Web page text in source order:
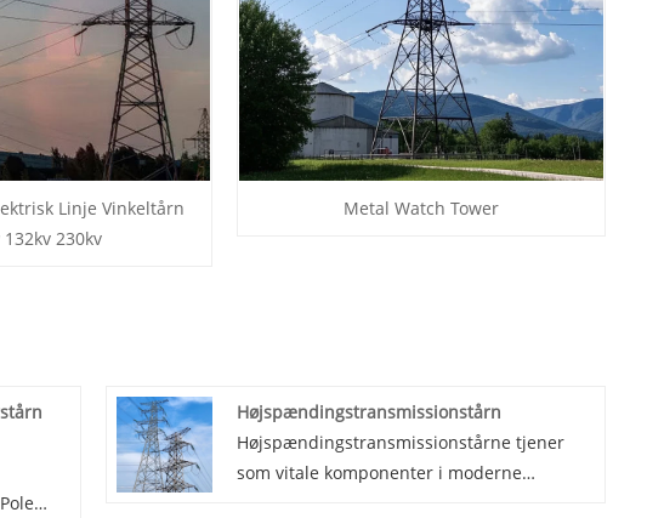
Linje Vinkeltårn
132kv 230kv
Metal Watch Tower
Højspændingstransmissionstårn
Højspændingstransmissionstårne ​​tjener
som vitale komponenter i moderne